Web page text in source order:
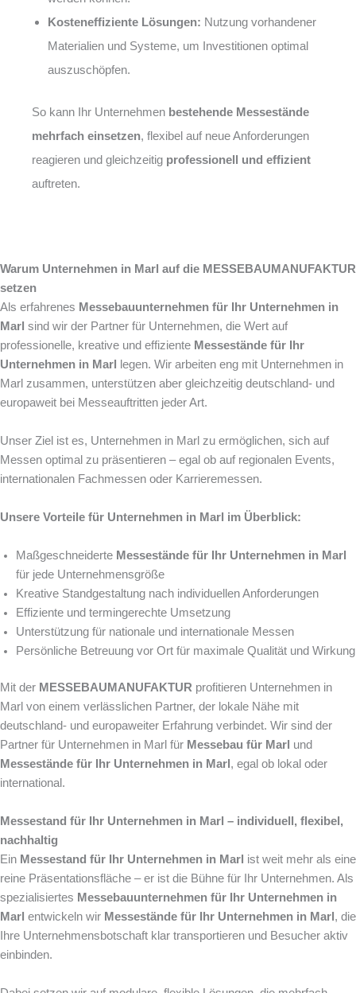
Kosteneffiziente Lösungen: Nutzung vorhandener
Materialien und Systeme, um Investitionen optimal
auszuschöpfen.
So kann Ihr Unternehmen bestehende Messestände
mehrfach einsetzen, flexibel auf neue Anforderungen
reagieren und gleichzeitig professionell und effizient
auftreten.
Warum Unternehmen in Marl auf die MESSEBAUMANUFAKTUR
setzen
Als erfahrenes Messebauunternehmen für Ihr Unternehmen in
Marl sind wir der Partner für Unternehmen, die Wert auf
professionelle, kreative und effiziente Messestände für Ihr
Unternehmen in Marl
legen. Wir arbeiten eng mit Unternehmen in
Marl zusammen, unterstützen aber gleichzeitig deutschland- und
europaweit bei Messeauftritten jeder Art.
Unser Ziel ist es, Unternehmen in Marl zu ermöglichen, sich auf
Messen optimal zu präsentieren – egal ob auf regionalen Events,
internationalen Fachmessen oder Karrieremessen.
Unsere Vorteile für Unternehmen in Marl im Überblick:
Maßgeschneiderte Messestände für Ihr Unternehmen in Marl
für jede Unternehmensgröße
Kreative Standgestaltung nach individuellen Anforderungen
Effiziente und termingerechte Umsetzung
Unterstützung für nationale und internationale Messen
Persönliche Betreuung vor Ort für maximale Qualität und Wirkung
Mit der MESSEBAUMANUFAKTUR profitieren Unternehmen in
Marl von einem verlässlichen Partner, der lokale Nähe mit
deutschland- und europaweiter Erfahrung verbindet. Wir sind der
Partner für Unternehmen in Marl für Messebau für Marl und
Messestände für Ihr Unternehmen in Marl, egal ob lokal oder
international.
Messestand für Ihr Unternehmen in Marl – individuell, flexibel,
nachhaltig
Ein Messestand für Ihr Unternehmen in Marl ist weit mehr als eine
reine Präsentationsfläche – er ist die Bühne für Ihr Unternehmen. Als
spezialisiertes Messebauunternehmen für Ihr Unternehmen in
Marl entwickeln wir Messestände für Ihr Unternehmen in Marl, die
Ihre Unternehmensbotschaft klar transportieren und Besucher aktiv
einbinden.